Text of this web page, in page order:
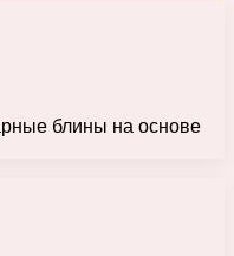
блины на основе